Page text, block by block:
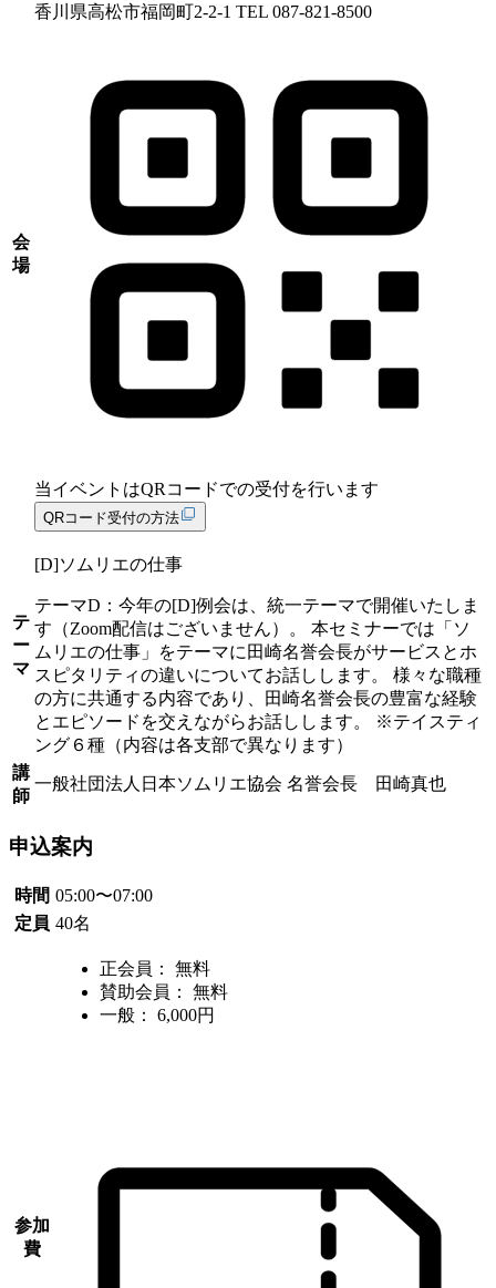
会
場
香川県高松市福岡町2-2-1 TEL 087-821-8500
当イベントはQRコードでの受付を行います
QRコード受付の方法
テ
ー
マ
[D]ソムリエの仕事
テーマD：今年の[D]例会は、統一テーマで開催いたしま
す（Zoom配信はございません）。 本セミナーでは「ソ
ムリエの仕事」をテーマに田崎名誉会長がサービスとホ
スピタリティの違いについてお話しします。 様々な職種
の方に共通する内容であり、田崎名誉会長の豊富な経験
とエピソードを交えながらお話しします。 ※テイスティ
ング６種（内容は各支部で異なります）
講
師
一般社団法人日本ソムリエ協会 名誉会長 田崎真也
申込案内
時間 05:00〜07:00
定員 40名
参加
費
正会員： 無料
賛助会員： 無料
一般 ： 6,000円